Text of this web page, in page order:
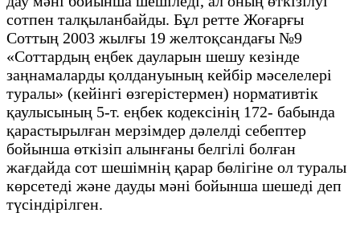
сотпен талқыланбайды. Бұл ретте Жоғарғы
Соттың 2003 жылғы 19 желтоқсандағы №9
«Соттардың еңбек дауларын шешу кезінде
заңнамаларды қолдануының кейбір мәселелері
туралы» (кейінгі өзгерістермен) нормативтік
қаулысының 5-т. еңбек кодексінің 172- бабында
қарастырылған мерзімдер дәлелді себептер
бойынша өткізіп алынғаны белгілі болған
жағдайда сот шешімнің қарар бөлігіне ол туралы
көрсетеді және дауды мәні бойынша шешеді деп
түсіндірілген.